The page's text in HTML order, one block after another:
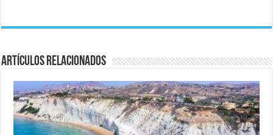
Artículos relacionados